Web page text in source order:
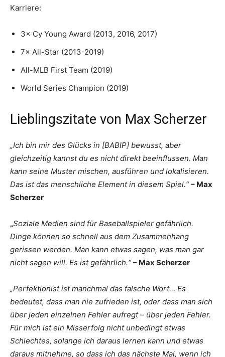
Karriere:
3× Cy Young Award (2013, 2016, 2017)
7× All-Star (2013-2019)
All-MLB First Team (2019)
World Series Champion (2019)
Lieblingszitate von Max Scherzer
„Ich bin mir des Glücks in [BABIP] bewusst, aber
gleichzeitig kannst du es nicht direkt beeinflussen. Man
kann seine Muster mischen, ausführen und lokalisieren.
Das ist das menschliche Element in diesem Spiel.“– Max
Scherzer
„Soziale Medien sind für Baseballspieler gefährlich.
Dinge können so schnell aus dem Zusammenhang
gerissen werden. Man kann etwas sagen, was man gar
nicht sagen will. Es ist gefährlich.“– Max Scherzer
„Perfektionist ist manchmal das falsche Wort… Es
bedeutet, dass man nie zufrieden ist, oder dass man sich
über jeden einzelnen Fehler aufregt – über jeden Fehler.
Für mich ist ein Misserfolg nicht unbedingt etwas
Schlechtes, solange ich daraus lernen kann und etwas
daraus mitnehme, so dass ich das nächste Mal, wenn ich